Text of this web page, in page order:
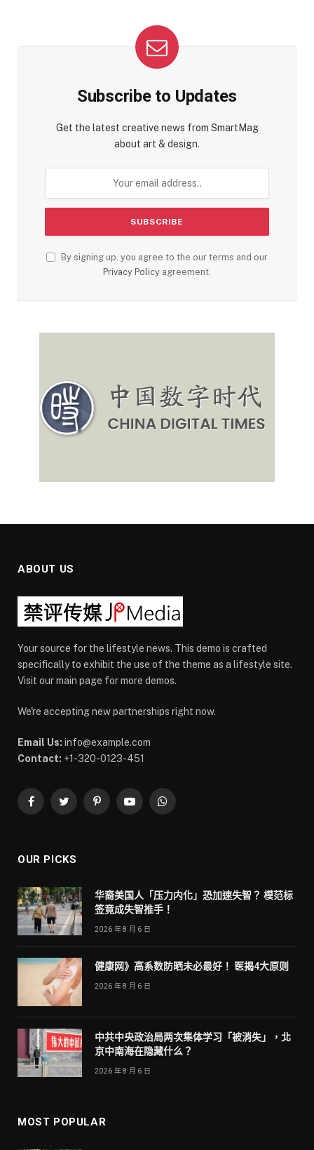
Subscribe to Updates
Get the latest creative news from SmartMag
about art & design.
By signing up, you agree to the our terms and our
Privacy Policy agreement.
ABOUT US
Your source for the lifestyle news. This demo is crafted
specifically to exhibit the use of the theme as a lifestyle site.
Visit our main page for more demos.
We're accepting new partnerships right now.
Email Us: info@example.com
Contact: +1-320-0123-451
FacebookTwitterPinterestYouTubeWhatsApp
OUR PICKS
华裔美国人「压力内化」恐加速失智？ 模范标
签竟成失智推手！
2026 年 8 月 6 日
健康网》高系数防晒未必最好！ 医揭4大原则
2026 年 8 月 6 日
中共中央政治局两次集体学习「被消失」，北
京中南海在隐藏什么？
2026 年 8 月 6 日
MOST POPULAR